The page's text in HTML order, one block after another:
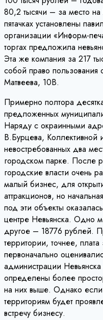
80,2 тысячи – за место
пятачках установлены
организации «Информ-
торгах предложила
Эта же компания за 217
собой право пользования
Матвеева, 10В.
Примерно полтора
предложенных
Наряду с окраинными
В.Бурцева, Коллективной
невостребованных два
городском парке. После
городские власти очень
малый бизнес, для
аттракционов, но
под эти объекты
центре Невьянска. Одно
другое – 18776 рублей.
территории, точнее,
первоначально
администрации
определены более
на них выше. Однако
территориям будет
встречу бизнесу.